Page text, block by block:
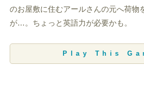
のお屋敷に住むアールさんの元へ荷物
が…。ちょっと英語力が必要かも。
Play This